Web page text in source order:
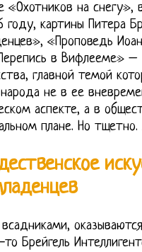
«Охотников на снегу»,
картины Питера
«Проповедь
в Вифлееме» –
главной темой
не в ее
аспекте, а в
плане. Но тщетно.
то Брейгель